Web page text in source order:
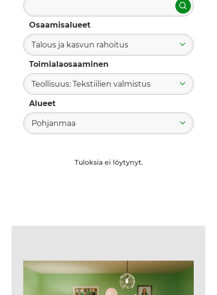
Hae
Osaamisalueet
Talous ja kasvun rahoitus
Toimialaosaaminen
Teollisuus: Tekstiilien valmistus
Alueet
Pohjanmaa
Tuloksia ei löytynyt.